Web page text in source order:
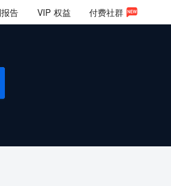
告 VIP 权益 付费社群